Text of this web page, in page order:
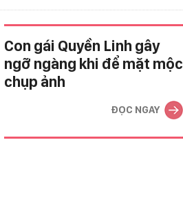
Con gái Quyền Linh gây
ngỡ ngàng khi để mặt mộc
chụp ảnh
ĐỌC NGAY